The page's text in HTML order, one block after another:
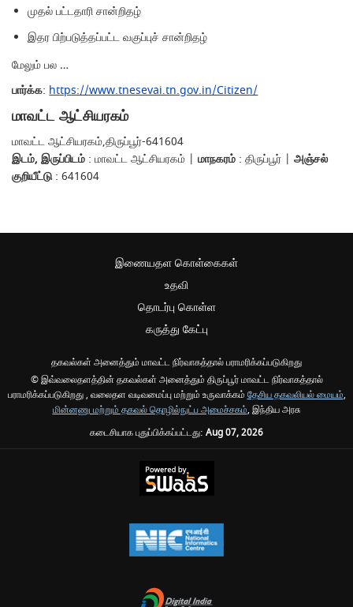
முதல் பட்டதாரி சான்றிதழ்
இதர பிற்படுத்தப்பட்ட வகுப்புச் சான்றிதழ்
மேலும் பல …
பார்க்க: https://www.tnesevai.tn.gov.in/Citizen/
மாவட்ட ஆட்சியரகம்
மாவட்ட ஆட்சியரகம்,திருப்பூர்-641604
இடம், இருப்பிடம் : மாவட்ட ஆட்சியரகம் |மாநகரம் : திருப்பூர் |அஞ்சல்
குறியீட்டு: 641604
இணையதள கொள்கைகள்
உதவி
தொடர்பு கொள்ள
கருத்து கேட்பு
தகவல்கள் அனைத்தும் மாவட்ட நிர்வாகத்தால் பராமரிக்கப்படுகிறது
© இவ்வலைதளத்தின் தகவல்கள் அனைத்தும் திருப்பூர் மாவட்ட நிர்வாகத்தால்
பராமரிக்கப்படுகிறது , வலைதள வடிவமைப்பு மற்றும் உருவாக்கம் தேசிய தகவலியல் மையம்,
மின்னணு மற்றும் தகவல் தொழில்நுட்ப அமைச்சகம், இந்திய அரசு
கடைசியாக புதுப்பிக்கப்பட்டது: Aug 07, 2026